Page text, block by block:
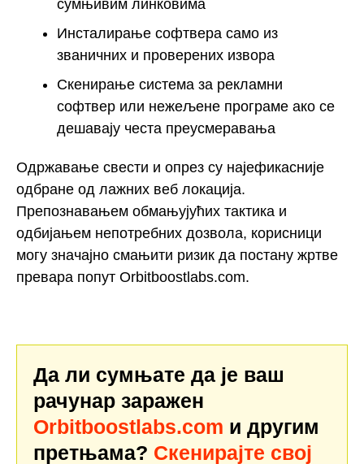
сумњивим линковима
Инсталирање софтвера само из
званичних и проверених извора
Скенирање система за рекламни
софтвер или нежељене програме ако се
дешавају честа преусмеравања
Одржавање свести и опрез су најефикасније
одбране од лажних веб локација.
Препознавањем обмањујућих тактика и
одбијањем непотребних дозвола, корисници
могу значајно смањити ризик да постану жртве
превара попут Orbitboostlabs.com.
Да ли сумњате да је ваш
рачунар заражен
Orbitboostlabs.com и другим
претњама? Скенирајте свој